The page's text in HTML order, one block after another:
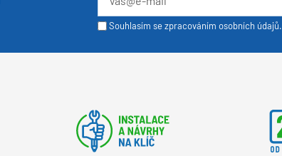
Souhlasím se zpracováním osobních údajů.